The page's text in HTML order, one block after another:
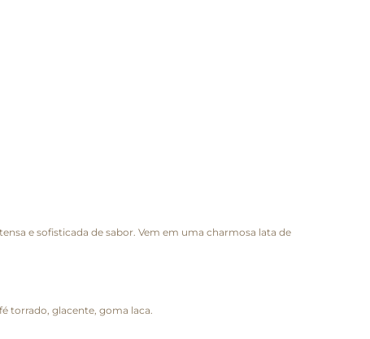
e sofisticada de sabor. Vem em uma charmosa lata de
torrado, glacente, goma laca.